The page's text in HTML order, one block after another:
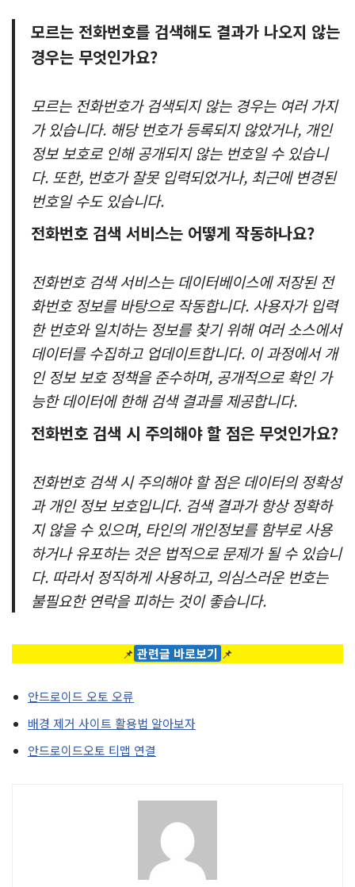
모르는 전화번호를 검색해도 결과가 나오지 않는
경우는 무엇인가요?
모르는 전화번호가 검색되지 않는 경우는 여러 가지
가 있습니다. 해당 번호가 등록되지 않았거나, 개인
정보 보호로 인해 공개되지 않는 번호일 수 있습니
다. 또한, 번호가 잘못 입력되었거나, 최근에 변경된
번호일 수도 있습니다.
전화번호 검색 서비스는 어떻게 작동하나요?
전화번호 검색 서비스는 데이터베이스에 저장된 전
화번호 정보를 바탕으로 작동합니다. 사용자가 입력
한 번호와 일치하는 정보를 찾기 위해 여러 소스에서
데이터를 수집하고 업데이트합니다. 이 과정에서 개
인 정보 보호 정책을 준수하며, 공개적으로 확인 가
능한 데이터에 한해 검색 결과를 제공합니다.
전화번호 검색 시 주의해야 할 점은 무엇인가요?
전화번호 검색 시 주의해야 할 점은 데이터의 정확성
과 개인 정보 보호입니다. 검색 결과가 항상 정확하
지 않을 수 있으며, 타인의 개인정보를 함부로 사용
하거나 유포하는 것은 법적으로 문제가 될 수 있습니
다. 따라서 정직하게 사용하고, 의심스러운 번호는
불필요한 연락을 피하는 것이 좋습니다.
📌 관련글 바로보기 📌
안드로이드 오토 오류
배경 제거 사이트 활용법 알아보자
안드로이드오토 티맵 연결